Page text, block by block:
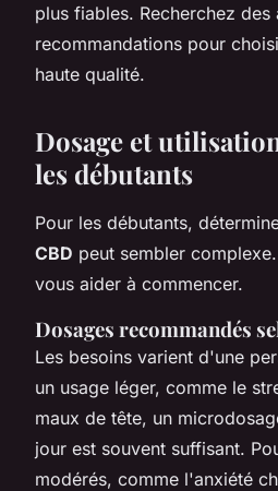
plus fiables. Recherchez
recommandations pour
haute qualité.
Dosage et
les débutants
Pour les débutants,
CBD peut sembler
vous aider à commencer.
Dosages recommandés
Les besoins varient d'une
un usage léger, comme le
maux de tête, un
jour est souvent suffisant.
modérés, comme l'anxiété